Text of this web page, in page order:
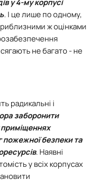
. І це лише по одному,
ж оцінками
не багато - не
радикальні і
заборонити
пожежної безпеки та
. Наявні
у всіх корпусах